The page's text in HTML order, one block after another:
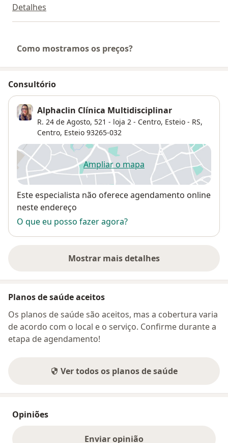
Detalhes
Como mostramos os preços?
Consultório
Alphaclin Clínica Multidisciplinar
R. 24 de Agosto, 521 - loja 2 - Centro, Esteio - RS,
Centro, Esteio 93265-032
Ampliar o mapaabre num novo separador
Disponibilidade
Este especialista não oferece agendamento online
neste endereço
O que eu posso fazer agora?
Mostrar mais detalhes
sobre o endereço
Planos de saúde aceitos
Os planos de saúde são aceitos, mas a cobertura varia
de acordo com o local e o serviço. Confirme durante a
etapa de agendamento!
Ver todos os planos de saúde
Opiniões
Enviar opinião